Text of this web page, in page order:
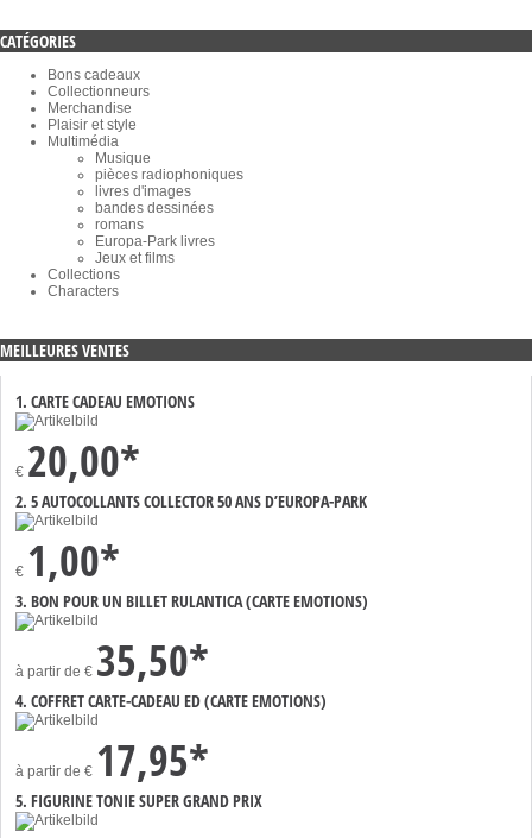
CATÉGORIES
Bons cadeaux
Collectionneurs
Merchandise
Plaisir et style
Multimédia
Musique
pièces radiophoniques
livres d'images
bandes dessinées
romans
Europa-Park livres
Jeux et films
Collections
Characters
MEILLEURES VENTES
1. CARTE CADEAU EMOTIONS
€ 20,00*
2. 5 AUTOCOLLANTS COLLECTOR 50 ANS D’EUROPA-PARK
€ 1,00*
3. BON POUR UN BILLET RULANTICA (CARTE EMOTIONS)
à partir de € 35,50*
4. COFFRET CARTE-CADEAU ED (CARTE EMOTIONS)
à partir de € 17,95*
5. FIGURINE TONIE SUPER GRAND PRIX